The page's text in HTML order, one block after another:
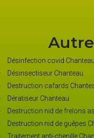
Désinfection covid Chanteau
Désinsectiseur Chanteau
Destruction cafards
Dératiseur Chanteau
Destruction nid de frelons
Destruction nid de guêpes
Traitement anti-chenille